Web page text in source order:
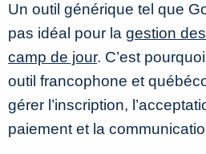
Un outil générique tel que
pas idéal pour la gestion
camp de jour. C’est
outil francophone et
gérer l’inscription,
paiement et la